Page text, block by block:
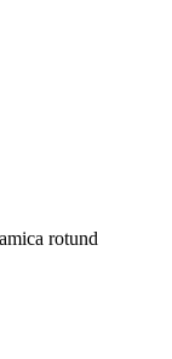
rotund